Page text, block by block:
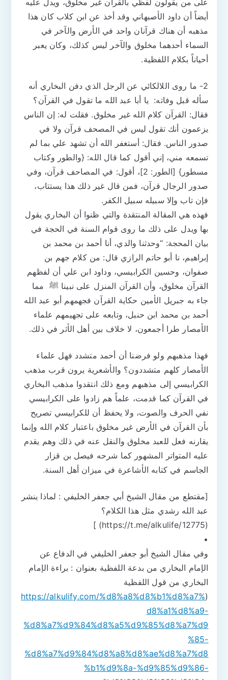
على من يقولون لفظي بالقرآن غير مخلوق، ويدل عليه
أيضاً أن داود الأصبهاني وقد أخذ عن ابن كلاب كان هذا
مذهبه أن هناك قرآنان واحد في الأرض والآخر في
السماء أحدهما مخلوق والآخر ليس كذلك، وكان يعبر
أحياناً بكلام اللفظية.
2- ما روى اللالكائي عن الرجل الذي دفن البخاري أنه
سأله قبل وفاته: يا أبا عبد الله ما تقول في القرآن؟
فقال: القرآن كلام الله غير مخلوق. فقلت له: إن الناس
يزعمون أنك تقول ليس في المصحف قرآن ولا في
صدور الناس. فقال: أستغفر الله أن تشهد علي بما لم
تسمعه مني، إني أقول كما قال الله: {والطور وكتاب
مسطور} [الطور: 2]، أقول: في المصاحف قرآن، وفي
صدور الرجال قرآن، فمن قال غير ذلك هذا يستتاب،
فإن تاب وإلا سبيله سبيل الكفر.
فهذه هي المقالة المنتقدة والتي ظنوا أن البخاري يقول
بها ويدل على ذلك ما روى قوام السنة في الحجة في
بيان المحجة: “وحدثنا والدي، أنا أحمد بن محمد بن
إبراهيم، نا أبو حاتم الرازي قال: من كلام جهم بن
صفوان، وحسين الكرابيسي، وداود ابن علي أن لفظهم
القرآن مخلوق، وأن القرآن المنزل على نبينا ﷺ مما
جاء به جبريل الأمين حكاية القرآن فجهمهم أبو عبد الله
أحمد بن محمد ابن حنبل، وتابعه على تجهيمهم علماء
الأمصار طرا أجمعون، لا خلاف بين أهل الأثر في ذلك.
فهذا مذهبهم ولو فرضنا أن أحمد متشدد فهل علماء
الأمصار كلهم متشددون؟ والأشعرية يرون قرب مذهب
الكرابيسي إلى مذهبهم ومع ذلك انتقدوا مذهب البخاري
في القرآن كما قدمت، علماً هم زادوا على الكرابيسي
نفي الحرف والصوت، ولا يحفظ أن للكرابيسي تصريح
بأن القرآن في الأرض غير مخلوق باعتبار كلام الله وإنما
يقارنه فعل للعبد مخلوق والنقل عنه في ذلك وهم يقدم
عليه المتواتر المشهور كما شرحه فيصل بن قزار
الجاسم في كتابه الأشاعرة في ميزان أهل السنة.
[مقتطع من مقال الشيخ أبي جعفر الخليفي : لماذا ينشر
عبد الله رشدي مثل هذا الكلام؟
(https://t.me/alkulife/12775) ]
•
وفي مقال الشيخ أبو جعفر الخليفي في الدفاع عن
الإمام البخاري من بدعة اللفظية بعنوان : براءة الإمام
البخاري من قول اللفظية
(
https://alkulify.com/%d8%a8%d8%b1%d8%a7%
d8%a1%d8%a9-
%d8%a7%d9%84%d8%a5%d9%85%d8%a7%d9
%85-
%d8%a7%d9%84%d8%a8%d8%ae%d8%a7%d8
%b1%d9%8a-%d9%85%d9%86-